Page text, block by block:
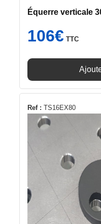
Équerre verticale
106€ TTC
Ref : TS16EX80